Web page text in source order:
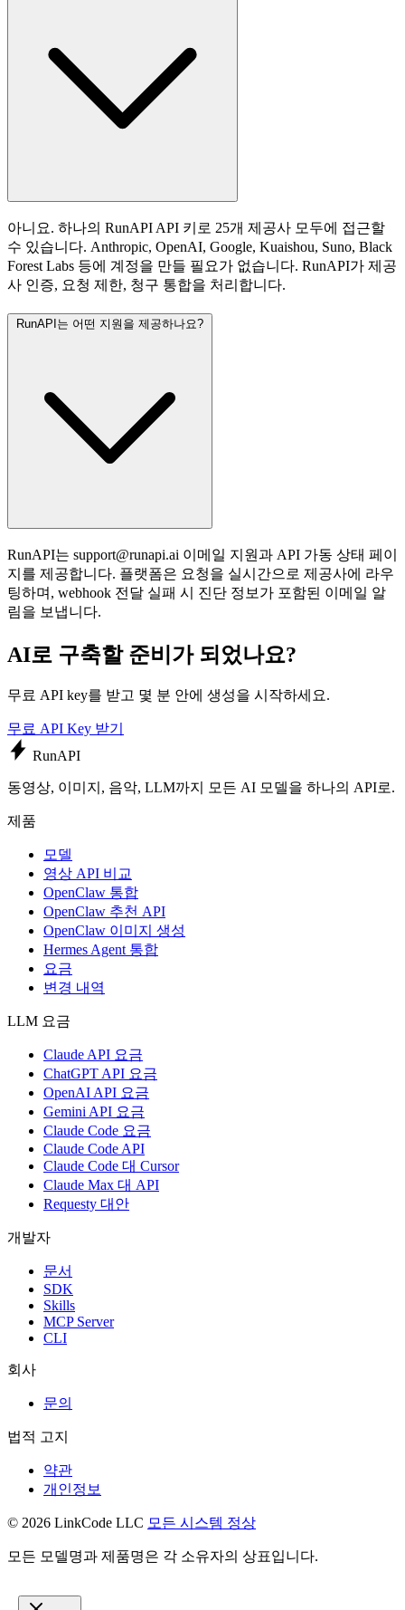
아니요. 하나의 RunAPI API 키로 25개 제공사 모두에 접근할
수 있습니다. Anthropic, OpenAI, Google, Kuaishou, Suno, Black
Forest Labs 등에 계정을 만들 필요가 없습니다. RunAPI가 제공
사 인증, 요청 제한, 청구 통합을 처리합니다.
RunAPI는 어떤 지원을 제공하나요?
RunAPI는 support@runapi.ai 이메일 지원과 API 가동 상태 페이
지를 제공합니다. 플랫폼은 요청을 실시간으로 제공사에 라우
팅하며, webhook 전달 실패 시 진단 정보가 포함된 이메일 알
림을 보냅니다.
AI로 구축할 준비가 되었나요?
무료 API key를 받고 몇 분 안에 생성을 시작하세요.
무료 API Key 받기
RunAPI
동영상, 이미지, 음악, LLM까지 모든 AI 모델을 하나의 API로.
제품
모델
영상 API 비교
OpenClaw 통합
OpenClaw 추천 API
OpenClaw 이미지 생성
Hermes Agent 통합
요금
변경 내역
LLM 요금
Claude API 요금
ChatGPT API 요금
OpenAI API 요금
Gemini API 요금
Claude Code 요금
Claude Code API
Claude Code 대 Cursor
Claude Max 대 API
Requesty 대안
개발자
문서
SDK
Skills
MCP Server
CLI
회사
문의
법적 고지
약관
개인정보
© 2026 LinkCode LLC 모든 시스템 정상
모든 모델명과 제품명은 각 소유자의 상표입니다.